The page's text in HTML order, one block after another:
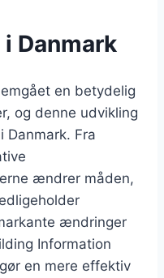
Danmark
en betydelig
og denne udvikling
Danmark. Fra
ændrer måden,
ændringer
Information
en mere effektiv